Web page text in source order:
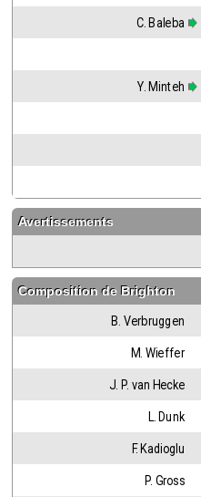
C. Baleba
Y. Minteh
Avertissements
Composition de Brighton
B. Verbruggen
M. Wieffer
J. P. van Hecke
L. Dunk
F. Kadioglu
P. Gross